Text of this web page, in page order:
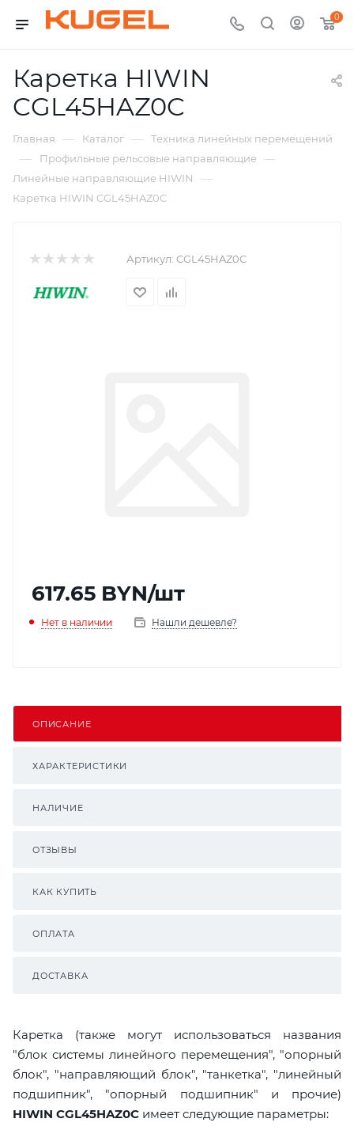
0
Каретка HIWIN
CGL45HAZ0C
Главная — Каталог — Техника линейных перемещений
— Профильные рельсовые направляющие —
Линейные направляющие HIWIN —
Каретка HIWIN CGL45HAZ0C
Артикул: CGL45HAZ0C
617.65 BYN/шт
Нет в наличии Нашли дешевле?
ОПИСАНИЕ
ХАРАКТЕРИСТИКИ
НАЛИЧИЕ
ОТЗЫВЫ
КАК КУПИТЬ
ОПЛАТА
ДОСТАВКА
Каретка (также могут использоваться названия
"блок системы линейного перемещения", "опорный
блок", "направляющий блок", "танкетка", "линейный
подшипник", "опорный подшипник" и прочие)
HIWIN CGL45HAZ0C имеет следующие параметры: